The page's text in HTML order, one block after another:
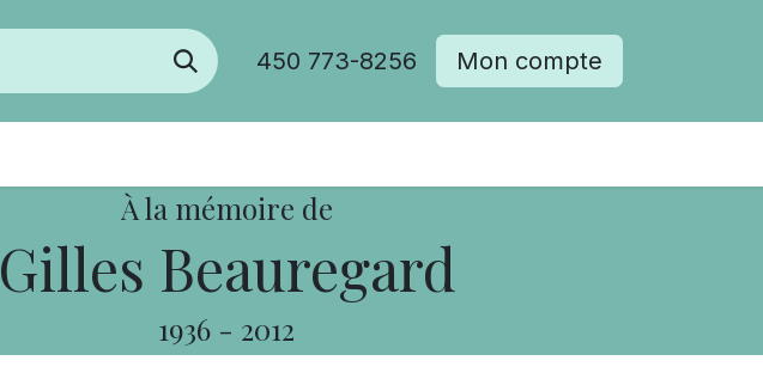
450 773-8256 Mon compte
À la mémoire de
Gilles Beauregard
1936 - 2012